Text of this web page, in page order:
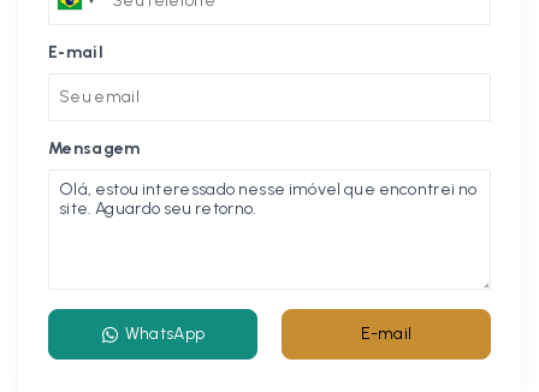
E-mail
Mensagem
WhatsApp E-mail